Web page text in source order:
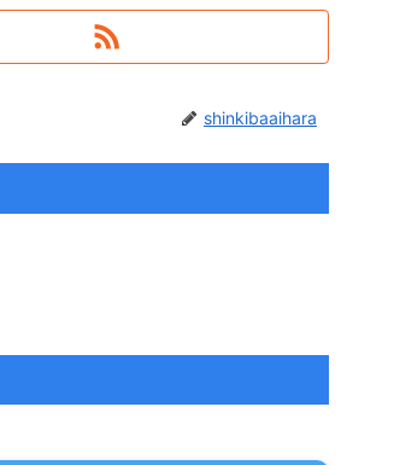
shinkibaaihara